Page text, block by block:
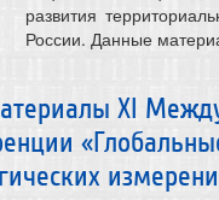
развития
России. Данные
XI